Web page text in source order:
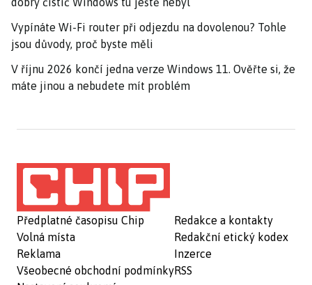
Vypínáte Wi-Fi router při odjezdu na dovolenou? Tohle
jsou důvody, proč byste měli
V říjnu 2026 končí jedna verze Windows 11. Ověřte si, že
máte jinou a nebudete mít problém
Předplatné časopisu Chip
Volná místa
Reklama
Všeobecné obchodní podmínky
Redakce a kontakty
Redakční etický kodex
Inzerce
RSS